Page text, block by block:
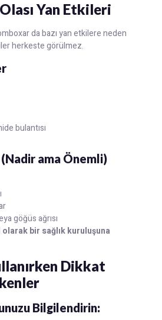
Yan Etkileri
da bazı yan etkilere neden
herkeste görülmez.
bulantısı
ama Önemli)
göğüs ağrısı
bir sağlık kuruluşuna
Dikkat
Bilgilendirin: